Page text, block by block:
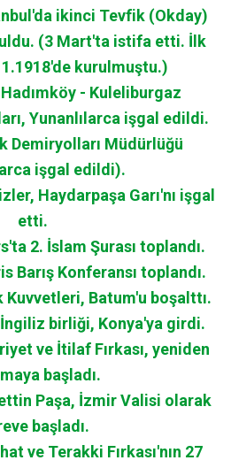
ikinci Tevfik (Okday)
(3 Mart'ta istifa etti. İlk
kurulmuştu.)
- Kuleliburgaz
Yunanlılarca işgal edildi.
Demiryolları Müdürlüğü
işgal edildi).
Haydarpaşa Garı'nı işgal
etti.
2. İslam Şurası toplandı.
Barış Konferansı toplandı.
Kuvvetleri, Batum'u boşalttı.
birliği, Konya'ya girdi.
ve İtilaf Fırkası, yeniden
başladı.
Paşa, İzmir Valisi olarak
başladı.
ve Terakki Fırkası'nın 27